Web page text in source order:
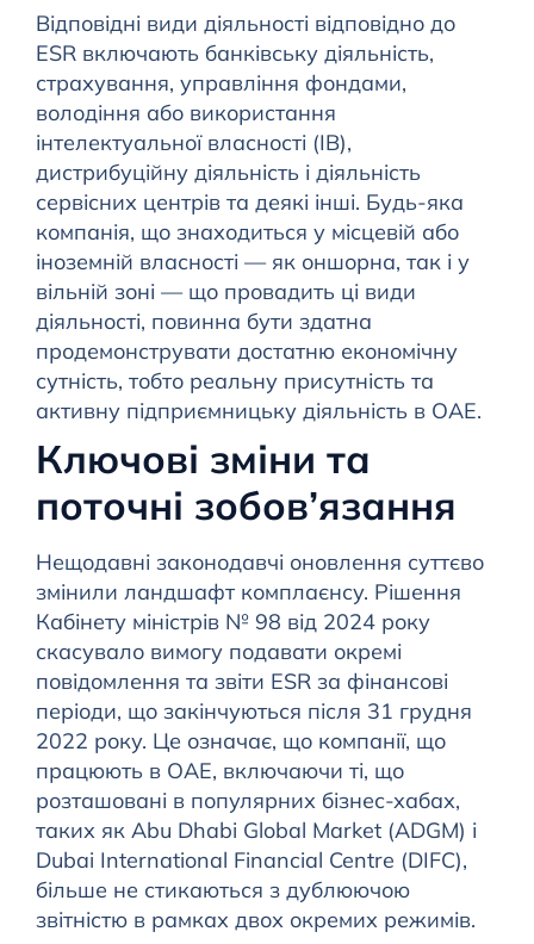
Відповідні види діяльності відповідно до
ESR включають банківську діяльність,
страхування, управління фондами,
володіння або використання
інтелектуальної власності (ІВ),
дистрибуційну діяльність і діяльність
сервісних центрів та деякі інші. Будь-яка
компанія, що знаходиться у місцевій або
іноземній власності — як оншорна, так і у
вільній зоні — що провадить ці види
діяльності, повинна бути здатна
продемонструвати достатню економічну
сутність, тобто реальну присутність та
активну підприємницьку діяльність в ОАЕ.
Ключові зміни та
поточні зобов’язання
Нещодавні законодавчі оновлення суттєво
змінили ландшафт комплаєнсу. Рішення
Кабінету міністрів № 98 від 2024 року
скасувало вимогу подавати окремі
повідомлення та звіти ESR за фінансові
періоди, що закінчуються після 31 грудня
2022 року. Це означає, що компанії, що
працюють в ОАЕ, включаючи ті, що
розташовані в популярних бізнес-хабах,
таких як Abu Dhabi Global Market (ADGM) і
Dubai International Financial Centre (DIFC),
більше не стикаються з дублюючою
звітністю в рамках двох окремих режимів.